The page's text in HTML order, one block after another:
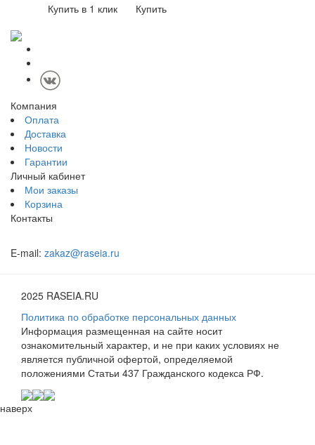
Купить в 1 клик
Купить
Компания
Оплата
Доставка
Новости
Гарантии
Личный кабинет
Мои заказы
Корзина
Контакты
E-mail: zakaz@raseia.ru
2025 RASEIA.RU
Политика по обработке персональных данных
Информация размещенная на сайте носит
ознакомительный характер, и не при каких условиях не
является публичной офертой, определяемой
положениями Статьи 437 Гражданского кодекса РФ.
наверх